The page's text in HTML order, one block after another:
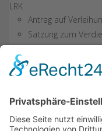
LRK
Antrag auf
Satzung zum
Alle Anträge finden
ARAG
Kurzübersicht
Antrag für LRK